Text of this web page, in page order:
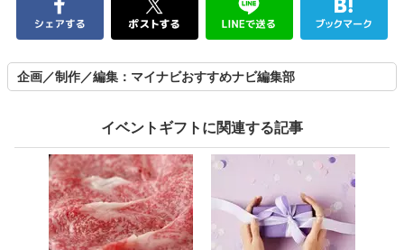
企画／制作／編集：マイナビおすすめナビ編集部
イベントギフトに関連する記事